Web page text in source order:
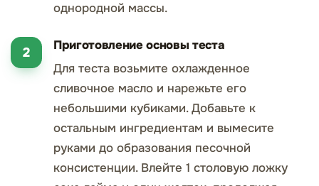
однородной массы.
Приготовление основы теста
Для теста возьмите охлажденное
сливочное масло и нарежьте его
небольшими кубиками. Добавьте к
остальным ингредиентам и вымесите
руками до образования песочной
консистенции. Влейте 1 столовую ложку